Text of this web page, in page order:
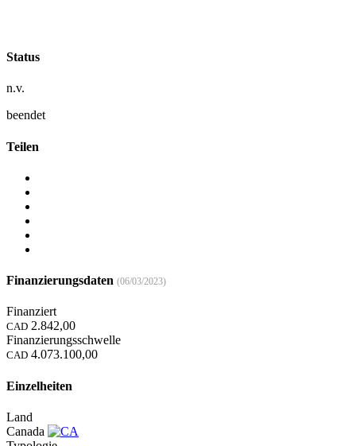
Status
n.v.
beendet
Teilen
Finanzierungsdaten (06/03/2023)
Finanziert
CAD 2.842,00
Finanzierungsschwelle
CAD 4.073.100,00
Einzelheiten
Land
Canada